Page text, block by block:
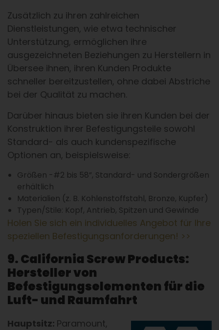
Zusätzlich zu ihren zahlreichen
Dienstleistungen, wie etwa technischer
Unterstützung, ermöglichen ihre
ausgezeichneten Beziehungen zu Herstellern in
Übersee ihnen, ihren Kunden Produkte
schneller bereitzustellen, ohne dabei Abstriche
bei der Qualität zu machen.
Darüber hinaus bieten sie ihren Kunden bei der
Konstruktion ihrer Befestigungsteile sowohl
Standard- als auch kundenspezifische
Optionen an, beispielsweise:
Größen -#2 bis 58”, Standard- und Sondergrößen
erhältlich
Materialien (z. B. Kohlenstoffstahl, Bronze, Kupfer)
Typen/Stile: Kopf, Antrieb, Spitzen und Gewinde
Holen Sie sich ein individuelles Angebot für Ihre
speziellen Befestigungsanforderungen! >>
9. California Screw Products:
Hersteller von
Befestigungselementen für die
Luft- und Raumfahrt
Hauptsitz: Paramount,